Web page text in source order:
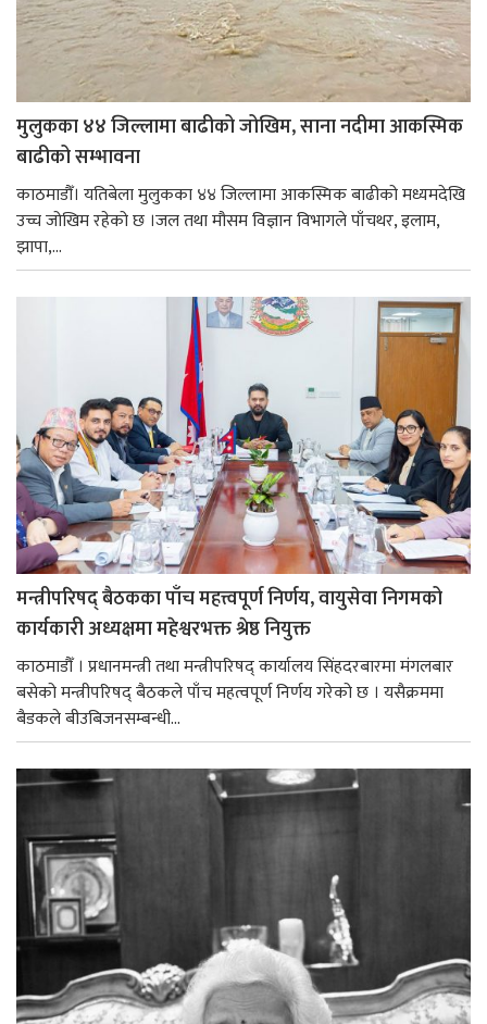
मुलुकका ४४ जिल्लामा बाढीको जोखिम, साना नदीमा आकस्मिक
बाढीको सम्भावना
काठमाडौँ। यतिबेला मुलुकका ४४ जिल्लामा आकस्मिक बाढीको मध्यमदेखि
उच्च जोखिम रहेको छ ।जल तथा मौसम विज्ञान विभागले पाँचथर, इलाम,
झापा,...
मन्त्रीपरिषद् बैठकका पाँच महत्त्वपूर्ण निर्णय, वायुसेवा निगमको
कार्यकारी अध्यक्षमा महेश्वरभक्त श्रेष्ठ नियुक्त
काठमाडौँ । प्रधानमन्त्री तथा मन्त्रीपरिषद् कार्यालय सिंहदरबारमा मंगलबार
बसेको मन्त्रीपरिषद् बैठकले पाँच महत्वपूर्ण निर्णय गरेको छ । यसैक्रममा
बैडकले बीउबिजनसम्बन्धी...